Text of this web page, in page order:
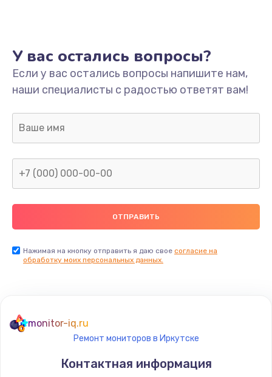
995 руб.
Заказать
Замена шлейфа матрицы
2600 руб.
Замена видеочипа
Ремонт разъема питания
745 руб.
Заказать
У вас остались вопросы?
Если у вас остались вопросы напишите нам,
наши специалисты с радостью ответят вам!
Нажимая на кнопку отправить я даю свое согласие на
обработку моих персональных данных.
monitor-iq.ru
Ремонт мониторов в Иркутске
Контактная информация